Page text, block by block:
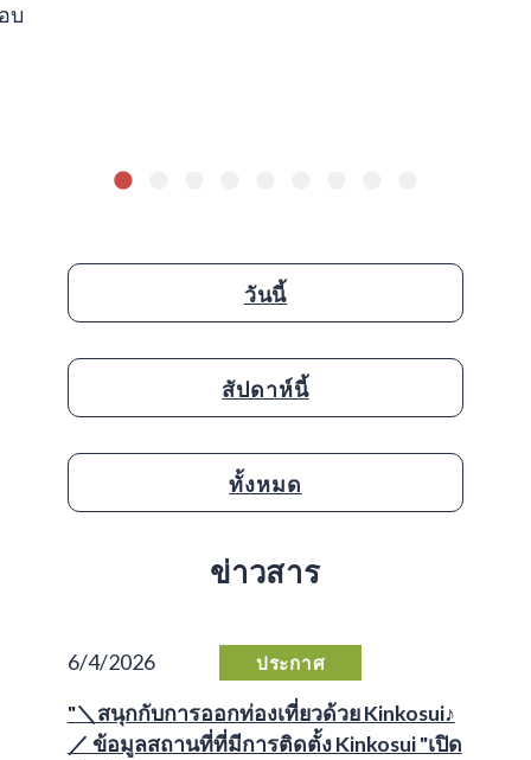
บ
วันนี้
สัปดาห์นี้
ทั้งหมด
ข่าวสาร
6/4/2026 ประกาศ
"＼สนุกกับการออกท่องเที่ยวด้วย Kinkosui♪
／ ข้อมูลสถานที่ที่มีการติดตั้ง Kinkosui "เปิด